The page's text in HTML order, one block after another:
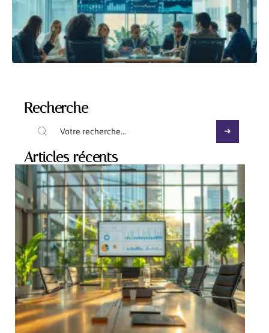
Recherche
Articles récents